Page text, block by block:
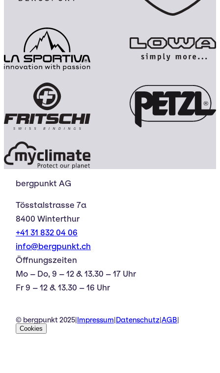
bergpunkt AG
Tösstalstrasse 7a
8400 Winterthur
+41 31 832 04 06
info@bergpunkt.ch
Öffnungszeiten
Mo – Do, 9 – 12 & 13.30 – 17 Uhr
Fr 9 – 12 & 13.30 – 16 Uhr
© bergpunkt 2025 Impressum Datenschutz AGB
Cookies